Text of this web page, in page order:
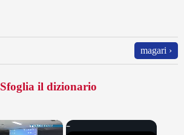
magari ›
Sfoglia il dizionario
×